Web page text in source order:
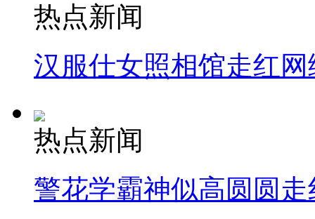
热点新闻
汉服仕女照相馆走红网
热点新闻
警花学霸神似高圆圆走